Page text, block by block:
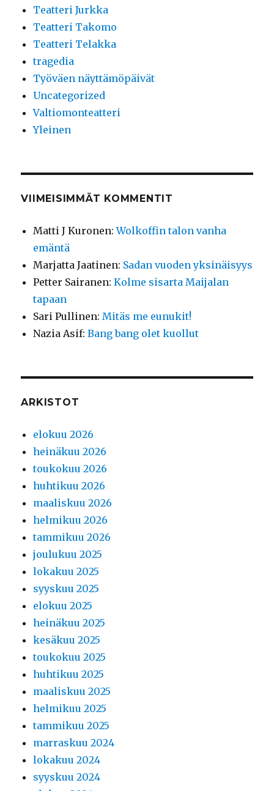
Teatteri Jurkka
Teatteri Takomo
Teatteri Telakka
tragedia
Työväen näyttämöpäivät
Uncategorized
Valtiomonteatteri
Yleinen
VIIMEISIMMÄT KOMMENTIT
Matti J Kuronen:Wolkoffin talon vanha
emäntä
Marjatta Jaatinen: Sadan vuoden yksinäisyys
Petter Sairanen:Kolme sisarta Maijalan
tapaan
Sari Pullinen:Mitäs me eunukit!
Nazia Asif:Bang bang olet kuollut
ARKISTOT
elokuu 2026
heinäkuu 2026
toukokuu 2026
huhtikuu 2026
maaliskuu 2026
helmikuu 2026
tammikuu 2026
joulukuu 2025
lokakuu 2025
syyskuu 2025
elokuu 2025
heinäkuu 2025
kesäkuu 2025
toukokuu 2025
huhtikuu 2025
maaliskuu 2025
helmikuu 2025
tammikuu 2025
marraskuu 2024
lokakuu 2024
syyskuu 2024